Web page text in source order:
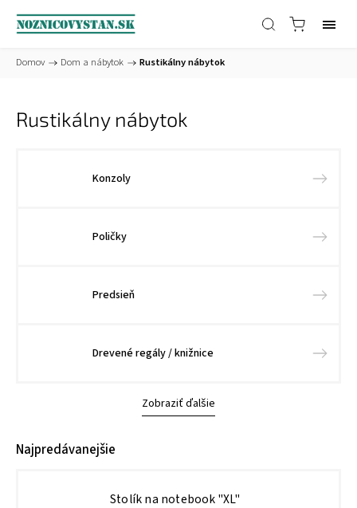
Domov / Dom a nábytok / Rustikálny nábytok
Rustikálny nábytok
Konzoly
Poličky
Predsieň
Drevené regály / knižnice
Zobraziť ďalšie
Najpredávanejšie
Stolík na notebook "XL"